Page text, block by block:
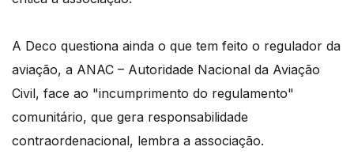
A Deco questiona ainda o que tem feito o regulador da
aviação, a ANAC – Autoridade Nacional da Aviação
Civil, face ao "incumprimento do regulamento"
comunitário, que gera responsabilidade
contraordenacional, lembra a associação.